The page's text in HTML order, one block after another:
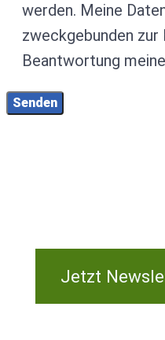
werden. Meine
zweckgebunden zur
Beantwortung
Jetzt